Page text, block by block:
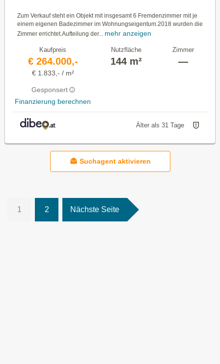
Zum Verkauf steht ein Objekt mit insgesamt 6 Fremdenzimmer mit je
einem eigenen Badezimmer im Wohnungseigentum.2018 wurden die
Zimmer errichtet.Aufteilung der...
mehr anzeigen
Kaufpreis
€ 264.000,-
€ 1.833,- / m²
Gesponsert
Finanzierung berechnen
Nutzfläche
144 m²
Zimmer
—
Älter als 31 Tage
Suchagent aktivieren
1 2 Nächste Seite